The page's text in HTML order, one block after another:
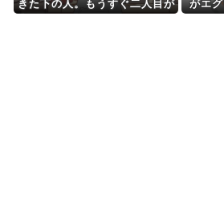
きた下の人。もうすぐ二人目が
がエ